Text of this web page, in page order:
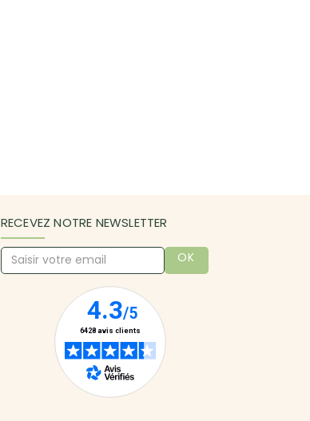
RECEVEZ NOTRE NEWSLETTER
OK